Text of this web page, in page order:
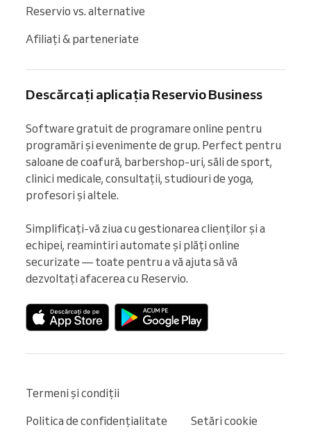
Reservio vs. alternative
Afiliați & parteneriate
Descărcați aplicația Reservio Business
Software gratuit de programare online pentru
programări și evenimente de grup. Perfect pentru
saloane de coafură, barbershop-uri, săli de sport,
clinici medicale, consultații, studiouri de yoga,
profesori și altele.
Simplificați-vă ziua cu gestionarea clienților și a
echipei, reamintiri automate și plăți online
securizate — toate pentru a vă ajuta să vă
dezvoltați afacerea cu Reservio.
Termeni și condiții
Politica de confidențialitate
Setări cookie